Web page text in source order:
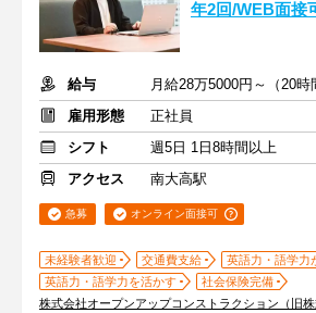
年2回/WEB面接
給与
雇用形態
正社員
シフト
週5日 1日8時間以上
アクセス
南大高駅
急募 オンライン面接可
未経験者歓迎 交通費支給
英語力・語学力
英語力・語学力を活かす
社会保険完備
株式会社オープンアップコンストラクション（旧